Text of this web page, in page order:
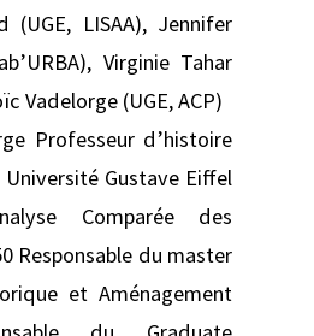
(UGE, LISAA), Jennifer
Virginie Tahar
Vadelorge (UGE, ACP)
Professeur d’histoire
Gustave Eiffel
Comparée des
Responsable du master
et Aménagement